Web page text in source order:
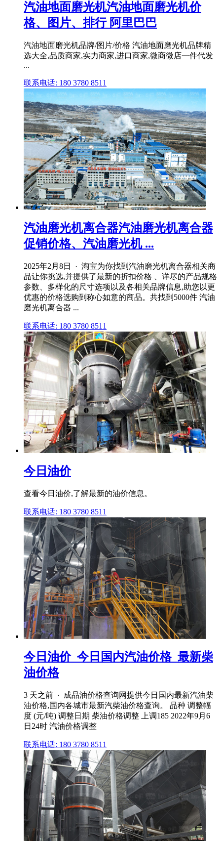
汽油地面磨光机汽油地面磨光机价
格、图片、排行 阿里巴巴
汽油地面磨光机品牌/图片/价格 汽油地面磨光机品牌精
选大全,品质商家,实力商家,进口商家,微商微店一件代发
...
联系电话: 180 3780 8511
汽油磨光机离合器汽油磨光机离合器
促销价格、汽油磨光机 ...
2025年2月8日 · 淘宝为你找到汽油磨光机离合器相关商
品让你挑选,并提供了最新的折扣价格 、详尽的产品规格
参数、多样化的尺寸选项以及各相关品牌信息,助您以更
优惠的价格选购到称心如意的商品。共找到5000件 汽油
磨光机离合器 ...
联系电话: 180 3780 8511
今日油价
查看今日油价,了解最新的油价信息。
联系电话: 180 3780 8511
今日油价_今日国内汽油价格_最新柴
油价格
3 天之前 · 成品油价格查询网提供今日国内最新汽油柴
油价格,国内各城市最新汽柴油价格查询。 品种 调整幅
度 (元/吨) 调整日期 柴油价格调整 上调185 2022年9月6
日24时 汽油价格调整
联系电话: 180 3780 8511